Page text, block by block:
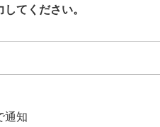
てください。
通知